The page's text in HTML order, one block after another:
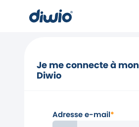
Je me connecte à
Diwio
Adresse e-mail*